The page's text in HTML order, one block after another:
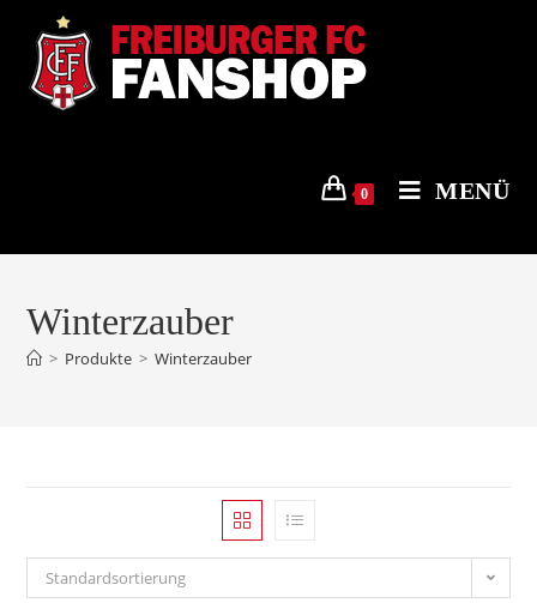
Inhalt
springen
0 MENÜ
Winterzauber
> Produkte > Winterzauber
Standardsortierung